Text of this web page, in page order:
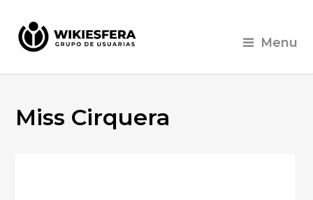
Menu
Miss Cirquera